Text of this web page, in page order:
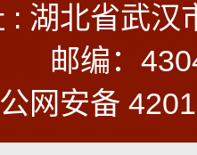
: 湖北省武
邮编：
网安备